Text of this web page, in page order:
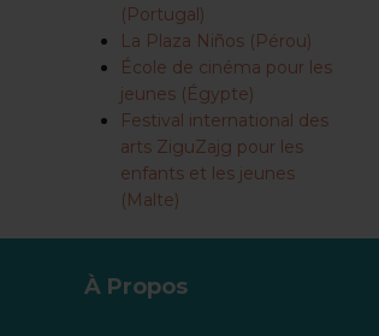
(Portugal)
La Plaza Niños (Pérou)
École de cinéma pour les
jeunes (Égypte)
Festival international des
arts ZiguZajg pour les
enfants et les jeunes
(Malte)
À Propos